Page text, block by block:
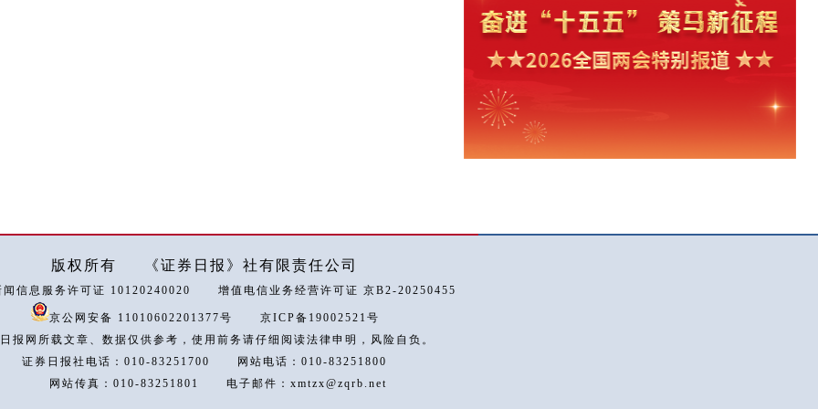
版权所有 《证券日报》社有限责任公司
闻信息服务许可证 10120240020 增值电信业务经营许可证 京B2-20250455
京公网安备 11010602201377号
京ICP备19002521号
报网所载文章、数据仅供参考，使用前务请仔细阅读法律申明，风险自负。
证券日报社电话：010-83251700
网站电话：010-83251800
网站传真：010-83251801
电子邮件：xmtzx@zqrb.net